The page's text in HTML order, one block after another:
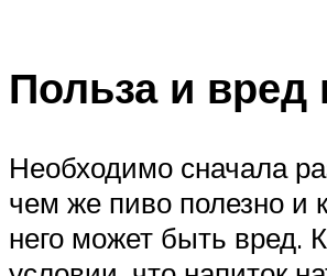
Польза и вред
Необходимо сначала
чем же пиво полезно и
него может быть вред.